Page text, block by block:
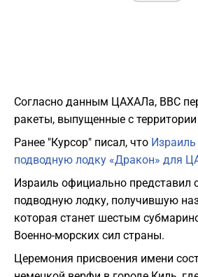
Согласно данным ЦАХАЛа, ВВС
ракеты, выпущенные с
Ранее "Курсор" писал, что
подводную лодку «Дракон» для
Израиль официально
подводную лодку, получившую
которая станет шестым
Военно-морских сил страны.
Церемония присвоения имени